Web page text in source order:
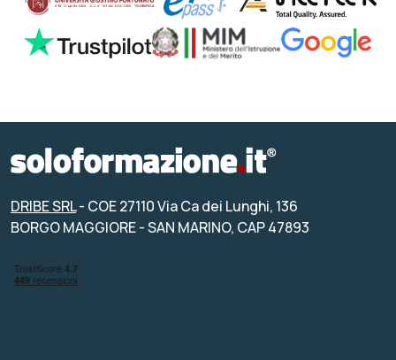
DRIBE SRL- COE 27110 Via Ca dei Lunghi, 136
BORGO MAGGIORE - SAN MARINO, CAP 47893